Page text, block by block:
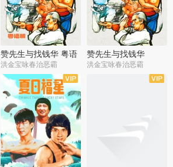
赞先生与找钱华 粤语
版
洪金宝咏春治恶霸
赞先生与找钱华
洪金宝咏春治恶霸